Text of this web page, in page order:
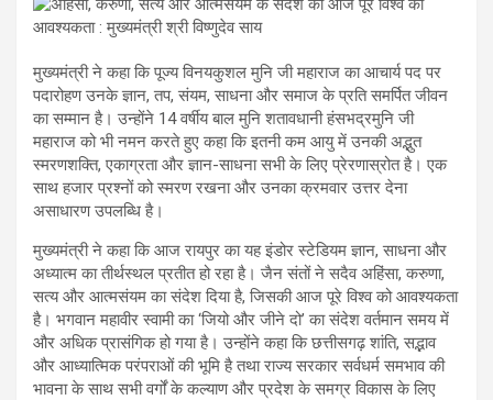
मुख्यमंत्री ने कहा कि पूज्य विनयकुशल मुनि जी महाराज का आचार्य पद पर
पदारोहण उनके ज्ञान, तप, संयम, साधना और समाज के प्रति समर्पित जीवन
का सम्मान है। उन्होंने 14 वर्षीय बाल मुनि शतावधानी हंसभद्रमुनि जी
महाराज को भी नमन करते हुए कहा कि इतनी कम आयु में उनकी अद्भुत
स्मरणशक्ति, एकाग्रता और ज्ञान-साधना सभी के लिए प्रेरणास्रोत है। एक
साथ हजार प्रश्नों को स्मरण रखना और उनका क्रमवार उत्तर देना
असाधारण उपलब्धि है।
मुख्यमंत्री ने कहा कि आज रायपुर का यह इंडोर स्टेडियम ज्ञान, साधना और
अध्यात्म का तीर्थस्थल प्रतीत हो रहा है। जैन संतों ने सदैव अहिंसा, करुणा,
सत्य और आत्मसंयम का संदेश दिया है, जिसकी आज पूरे विश्व को आवश्यकता
है। भगवान महावीर स्वामी का ‘जियो और जीने दो’ का संदेश वर्तमान समय में
और अधिक प्रासंगिक हो गया है। उन्होंने कहा कि छत्तीसगढ़ शांति, सद्भाव
और आध्यात्मिक परंपराओं की भूमि है तथा राज्य सरकार सर्वधर्म समभाव की
भावना के साथ सभी वर्गों के कल्याण और प्रदेश के समग्र विकास के लिए